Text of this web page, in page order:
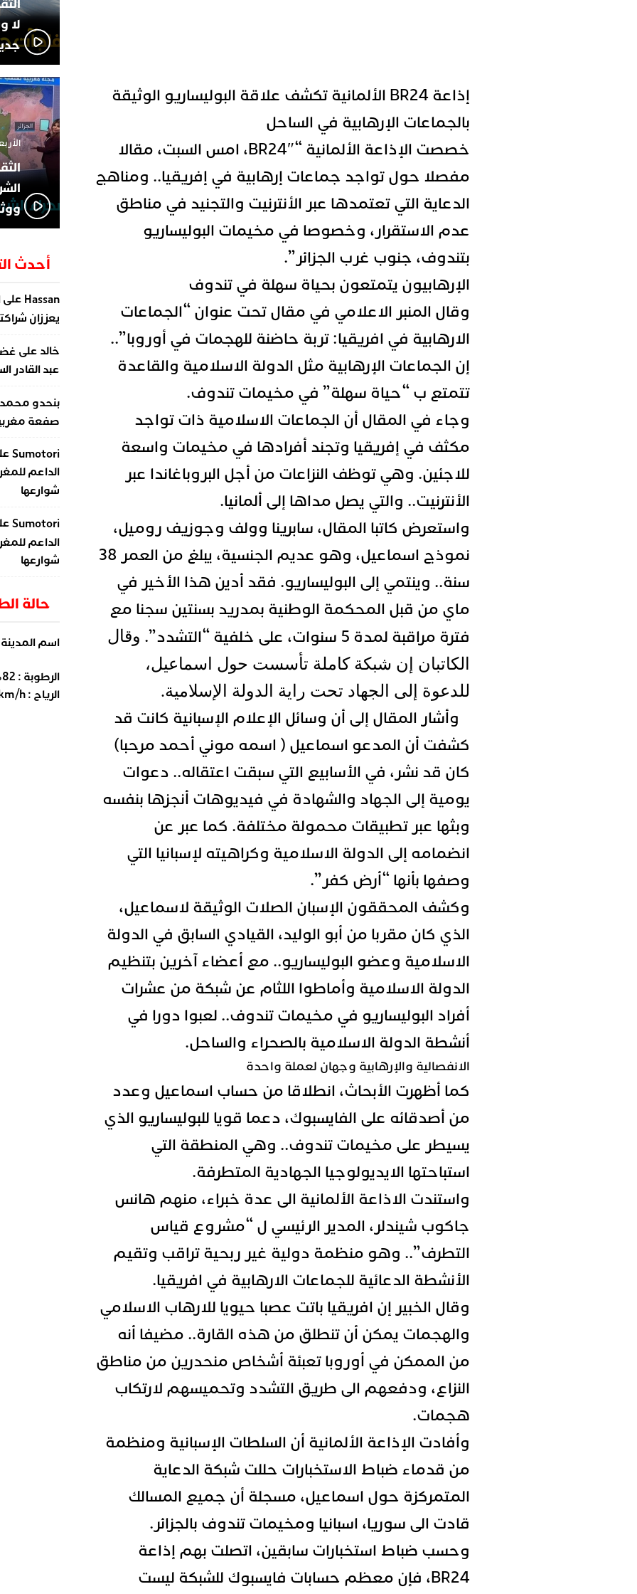
إذاعة BR24 الألمانية تكشف علاقة البوليساريو الوثيقة
بالجماعات الإرهابية في الساحل
خصصت الإذاعة الألمانية “BR24″، امس السبت، مقالا
مفصلا حول تواجد جماعات إرهابية في إفريقيا.. ومناهج
الدعاية التي تعتمدها عبر الأنترنيت والتجنيد في مناطق
عدم الاستقرار، وخصوصا في مخيمات البوليساريو
بتندوف، جنوب غرب الجزائر”.
الإرهابيون يتمتعون بحياة سهلة في تندوف
وقال المنبر الاعلامي في مقال تحت عنوان “الجماعات
الارهابية في افريقيا: تربة حاضنة للهجمات في أوروبا”..
إن الجماعات الإرهابية مثل الدولة الاسلامية والقاعدة
تتمتع ب “حياة سهلة” في مخيمات تندوف.
وجاء في المقال أن الجماعات الاسلامية ذات تواجد
مكثف في إفريقيا وتجند أفرادها في مخيمات واسعة
للاجئين. وهي توظف النزاعات من أجل البروباغاندا عبر
الأنترنيت.. والتي يصل مداها إلى ألمانيا.
واستعرض كاتبا المقال، سابرينا وولف وجوزيف روميل،
نموذج اسماعيل، وهو عديم الجنسية، يبلغ من العمر 38
سنة.. وينتمي إلى البوليساريو. فقد أدين هذا الأخير في
ماي من قبل المحكمة الوطنية بمدريد بسنتين سجنا مع
فترة مراقبة لمدة 5 سنوات، على خلفية “التشدد”.
وقال
الكاتبان إن شبكة كاملة تأسست حول اسماعيل،
للدعوة إلى الجهاد تحت راية الدولة الإسلامية.
وأشار المقال إلى أن وسائل الإعلام الإسبانية كانت قد
كشفت أن المدعو اسماعيل ( اسمه موني أحمد مرحبا)
كان قد نشر، في الأسابيع التي سبقت اعتقاله.. دعوات
يومية إلى الجهاد والشهادة في فيديوهات أنجزها بنفسه
وبثها عبر تطبيقات محمولة مختلفة. كما عبر عن
انضمامه إلى الدولة الاسلامية وكراهيته لإسبانيا التي
وصفها بأنها “أرض كفر”.
وكشف المحققون الإسبان الصلات الوثيقة لاسماعيل،
الذي كان مقربا من أبو الوليد، القيادي السابق في الدولة
الاسلامية وعضو البوليساريو.. مع أعضاء آخرين بتنظيم
الدولة الاسلامية وأماطوا اللثام عن شبكة من عشرات
أفراد البوليساريو في مخيمات تندوف.. لعبوا دورا في
أنشطة الدولة الاسلامية بالصحراء والساحل.
الانفصالية والإرهابية وجهان لعملة واحدة
كما أظهرت الأبحاث، انطلاقا من حساب اسماعيل وعدد
من أصدقائه على الفايسبوك، دعما قويا للبوليساريو الذي
يسيطر على مخيمات تندوف.. وهي المنطقة التي
استباحتها الايديولوجيا الجهادية المتطرفة.
واستندت الاذاعة الألمانية الى عدة خبراء، منهم هانس
جاكوب شيندلر، المدير الرئيسي ل “مشروع قياس
التطرف”.. وهو منظمة دولية غير ربحية تراقب وتقيم
الأنشطة الدعائية للجماعات الارهابية في افريقيا.
وقال الخبير إن افريقيا باتت عصبا حيويا للارهاب الاسلامي
والهجمات يمكن أن تنطلق من هذه القارة.. مضيفا أنه
من الممكن في أوروبا تعبئة أشخاص منحدرين من مناطق
النزاع، ودفعهم الى طريق التشدد وتحميسهم لارتكاب
هجمات.
وأفادت الإذاعة الألمانية أن السلطات الإسبانية ومنظمة
من قدماء ضباط الاستخبارات حللت شبكة الدعاية
المتمركزة حول اسماعيل، مسجلة أن جميع المسالك
قادت الى سوريا، اسبانيا ومخيمات تندوف بالجزائر.
وحسب ضباط استخبارات سابقين، اتصلت بهم إذاعة
BR24، فإن معظم حسابات فايسبوك للشبكة ليست
لا
الأربعاء 13
أحدث
Hassan على
يعززان
خالد على
عبد القادر
بنحدو محمد
صفعة
Sumotori
الداعم
شوارعها
Sumotori
الداعم
شوارعها
حالة
اسم المدينة
الرطوبة : 82
الرياح :h